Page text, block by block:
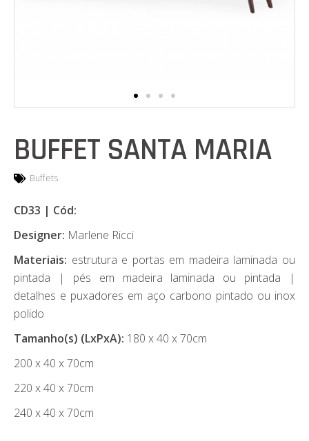
BUFFET SANTA MARIA
Buffets
CD33 | Cód:
Designer: Marlene Ricci
Materiais: estrutura e portas em madeira laminada ou
pintada | pés em madeira laminada ou pintada |
detalhes e puxadores em aço carbono pintado ou inox
polido
Tamanho(s) (LxPxA): 180 x 40 x 70cm
200 x 40 x 70cm
220 x 40 x 70cm
240 x 40 x 70cm